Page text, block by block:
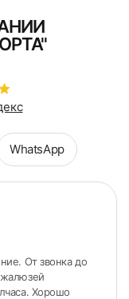
WhatsApp
От звонка до
Хорошо